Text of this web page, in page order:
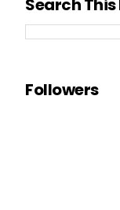
Search This
Followers